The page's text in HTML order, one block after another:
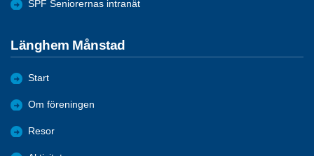
SPF Seniorernas intranät
Länghem Månstad
Start
Om föreningen
Resor